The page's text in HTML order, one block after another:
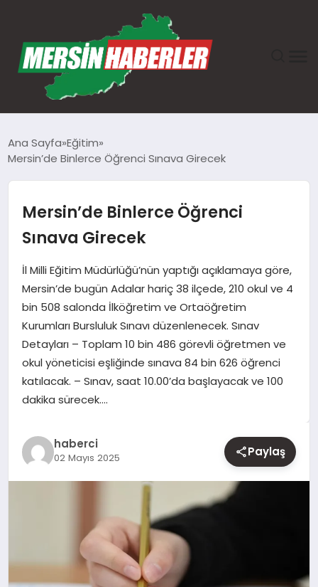
EKONOMI
SAĞLIK
TEKNOLOJI
YAŞAM
Ana Sayfa Eğitim
Mersin’de Binlerce Öğrenci Sınava Girecek
Mersin’de Binlerce Öğrenci
Sınava Girecek
İl Milli Eğitim Müdürlüğü’nün yaptığı açıklamaya göre,
Mersin’de bugün Adalar hariç 38 ilçede, 210 okul ve 4
bin 508 salonda İlköğretim ve Ortaöğretim
Kurumları Bursluluk Sınavı düzenlenecek. Sınav
Detayları – Toplam 10 bin 486 görevli öğretmen ve
okul yöneticisi eşliğinde sınava 84 bin 626 öğrenci
katılacak. – Sınav, saat 10.00’da başlayacak ve 100
dakika sürecek….
haberci
02 Mayıs 2025 Paylaş